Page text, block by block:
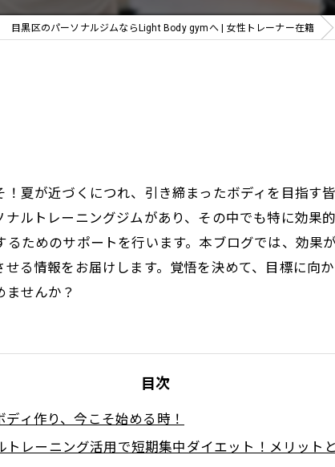
目黒区のパーソナルジムならLight Body gymへ | 女性トレーナー在籍
夏が近づくにつれ、引き締まったボディを目指す
ルトレーニングジムがあり、その中でも特に効果
ためのサポートを行います。本ブログでは、効果
る情報をお届けします。覚悟を決めて、目標に向
ませんか？
目次
ディ作り、今こそ始める時！
トレーニング活用で短期集中ダイエット！メリット